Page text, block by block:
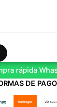
rápida
DE PAGO